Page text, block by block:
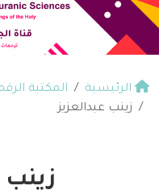
الرئيسية المكتبة
زينب عبدالعزيز
زينب